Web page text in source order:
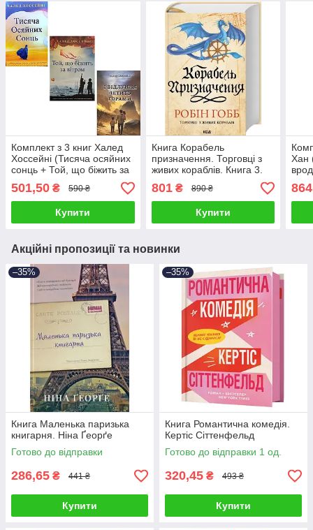
Комплект з 3 книг Халед
Хоссейні (Тисяча осяйних
сонць + Той, що біжить за
вітром + І відлуння летить
гормами)
501,50 ₴ 590 ₴
Купити
Книга Корабель
призначення. Торговці з
живих кораблів. Книга 3.
Робін Гобб
801₴ 890 ₴
Купити
Хан
—
864
Акційні пропозиції та новинки
–35%
Книга Маленька паризька
книгарня. Ніна Ґеорґе
Готово до відправки
286,65 ₴ 441 ₴
Купити
–35%
Книга Романтична комедія.
Кертіс Сіттенфельд
Готово до відправки 1 од.
320,45 ₴ 493 ₴
Купити